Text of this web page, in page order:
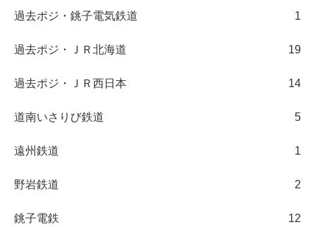
過去ポジ・銚子電気鉄道 1
過去ポジ・ＪＲ北海道 19
過去ポジ・ＪＲ西日本 14
道南いさりび鉄道 5
遠州鉄道 1
野岩鉄道 2
銚子電鉄 12